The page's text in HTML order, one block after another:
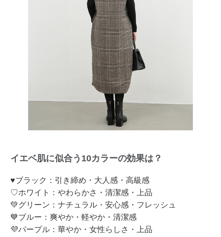
イエベ肌に似合う10カラーの効果は？
♥ブラック：引き締め・大人感・高級感
♡ホワイト：やわらかさ・清潔感・上品
💚グリーン：ナチュラル・安心感・フレッシュ
💙ブルー：爽やか・軽やか・清潔感
💜パープル：華やか・女性らしさ・上品